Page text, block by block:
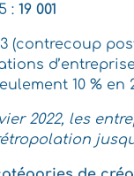
: 19 001
(contrecoup
10 % en
2022, les